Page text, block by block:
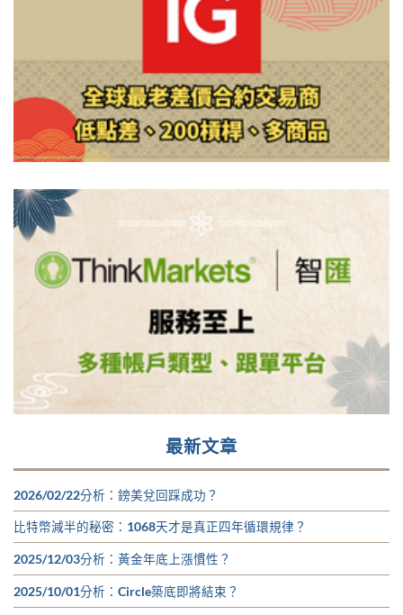
最新文章
2026/02/22分析：鎊美兌回踩成功？
比特幣減半的秘密：1068天才是真正四年循環規律？
2025/12/03分析：黃金年底上漲慣性？
2025/10/01分析：Circle築底即將結束？